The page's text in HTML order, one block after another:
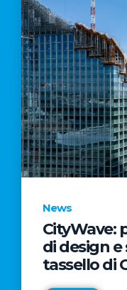
News
CityWave:
di design
tassello di